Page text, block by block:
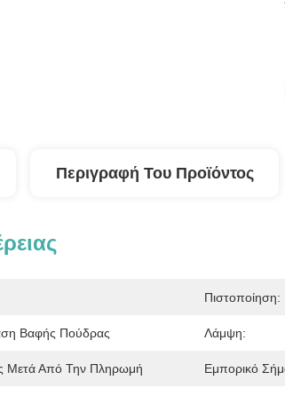
Περιγραφή Του Προϊόντος
Πιστοποίηση:
Βαφής Πούδρας Λάμψη:
Μετά Από Την Πληρωμή Εμπορικό